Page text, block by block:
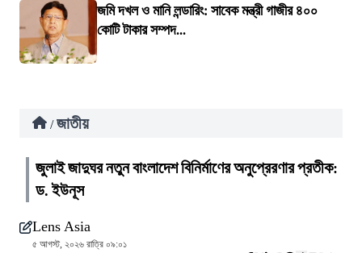
জমি দখল ও মানি লন্ডারিং: সাবেক মন্ত্রী গাজীর ৪০০
কোটি টাকার সম্পদ...
/ জাতীয়
জুলাই জাদুঘর নতুন বাংলাদেশ বিনির্মাণের অনুপ্রেরণার প্রতীক:
ড. ইউনূস
Lens Asia
৫ আগস্ট, ২০২৬ রাত্রি ০৯:০১